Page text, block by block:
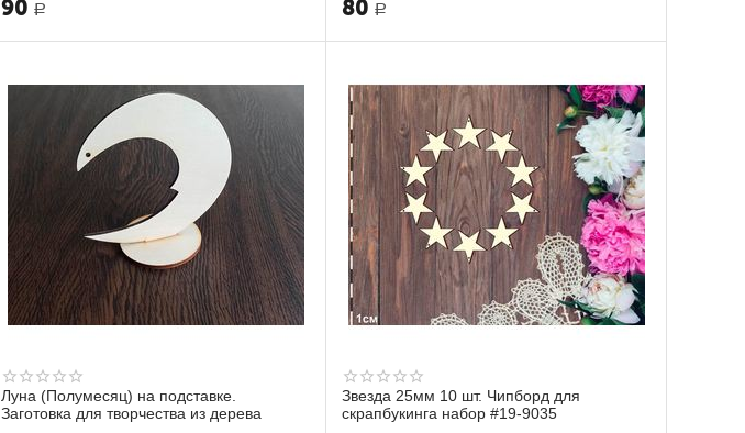
90 Р 80 Р
Луна (Полумесяц) на подставке.
Заготовка для творчества из дерева
Звезда 25мм 10 шт. Чипборд для
скрапбукинга набор #19-9035